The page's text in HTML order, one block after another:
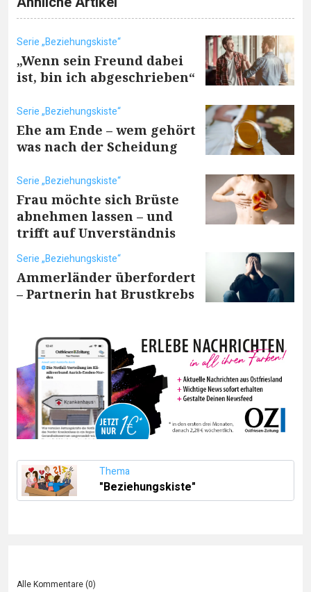
Serie „Beziehungskiste“
„Wenn sein Freund dabei
ist, bin ich abgeschrieben“
Serie „Beziehungskiste“
Ehe am Ende – wem gehört
was nach der Scheidung
Serie „Beziehungskiste“
Frau möchte sich Brüste
abnehmen lassen – und
trifft auf Unverständnis
Serie „Beziehungskiste“
Ammerländer überfordert
– Partnerin hat Brustkrebs
Thema
"Beziehungskiste"
Alle Kommentare (0)